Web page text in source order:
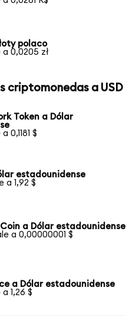
polaco
a 0,0205 zł
criptomonedas a USD
Token a Dólar
0,1181 $
estadounidense
a 1,92 $
a Dólar estadounidense
a 0,00000001 $
a Dólar estadounidense
1,26 $